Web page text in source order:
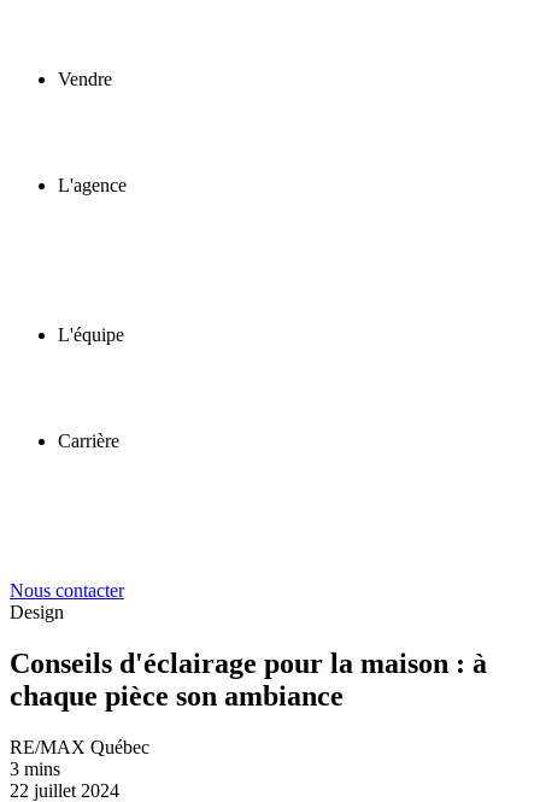
Vendre
L'agence
L'équipe
Carrière
Nous contacter
Design
Conseils d'éclairage pour la maison : à
chaque pièce son ambiance
RE/MAX Québec
3 mins
22 juillet 2024